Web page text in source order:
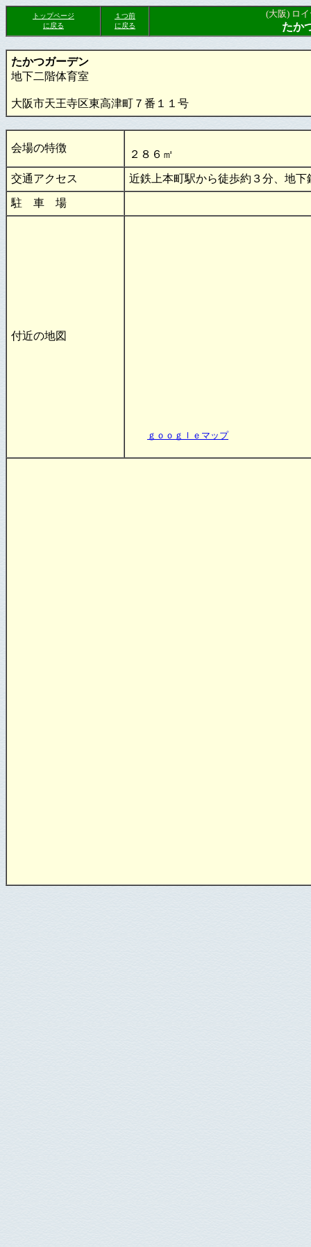
トップページ
に戻る
１つ前
に戻る
(大阪) ロ
たか
たかつガーデン
地下二階体育室
大阪市天王寺区東高津町７番１１号
会場の特徴
２８６㎡
交通アクセス 近鉄上本町駅から徒歩約３分、地
駐 車 場
付近の地図
ｇｏｏｇｌｅマップ